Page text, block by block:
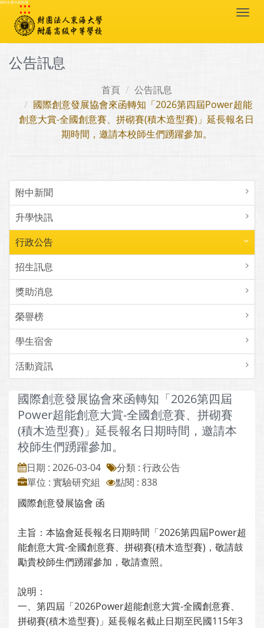
跳到主要內容區塊
:::
公告訊息
首頁
公告訊息
國際創意發展協會來函轉知「2026第四屆Power超能
創意大賞-全國創意賽、拼砌賽(積木造型賽)」延長報名日
期時間，邀請本校師生們踴躍參加。
附中新聞
升學快訊
行政公告
招生訊息
獎助消息
榮譽榜
學生宿舍
活動資訊
國際創意發展協會來函轉知「2026第四屆
Power超能創意大賞-全國創意賽、拼砌賽
(積木造型賽)」延長報名日期時間，邀請本
校師生們踴躍參加。
日期 : 2026-03-04
分類 : 行政公告
單位 : 實驗研究組
點閱 : 838
國際創意發展協會 函
主旨：本協會延長報名日期時間「2026第四屆Power超
能創意大賞-全國創意賽、拼砌賽(積木造型賽)，敬請鼓
勵貴校師生們踴躍參加，敬請查照。
說明：
一、第四屆「2026Power超能創意大賞-全國創意賽、
拼砌賽(積木造型賽)」延長報名截止日期至民國115年3